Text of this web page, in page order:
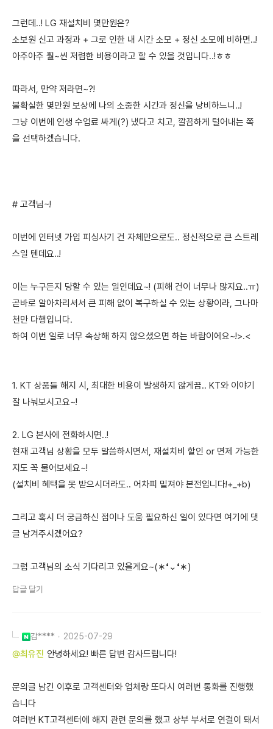
그런데..! LG 재설치비 몇만원은?
소보원 신고 과정과 + 그로 인한 내 시간 소모 + 정신 소모에 비하면..!
아주아주 훨~씬 저렴한 비용이라고 할 수 있을 것입니다..!ㅎㅎ
따라서, 만약 저라면~?!
불확실한 몇만원 보상에 나의 소중한 시간과 정신을 낭비하느니..!
그냥 이번에 인생 수업료 싸게(?) 냈다고 치고, 깔끔하게 털어내는 쪽
을 선택하겠습니다.
# 고객님~!
이번에 인터넷 가입 피싱사기 건 자체만으로도.. 정신적으로 큰 스트레
스일 텐데요..!
이는 누구든지 당할 수 있는 일인데요~! (피해 건이 너무나 많지요..ㅠ)
곧바로 알아차리셔서 큰 피해 없이 복구하실 수 있는 상황이라, 그나마
천만 다행입니다.
하여 이번 일로 너무 속상해 하지 않으셨으면 하는 바람이에요~!>.<
1. KT 상품들 해지 시, 최대한 비용이 발생하지 않게끔.. KT와 이야기
잘 나눠보시고요~!
2. LG 본사에 전화하시면..!
현재 고객님 상황을 모두 말씀하시면서, 재설치비 할인 or 면제 가능한
지도 꼭 물어보세요~!
(설치비 혜택을 못 받으시더라도.. 어차피 밑져야 본전입니다!+_+b)
그리고 혹시 더 궁금하신 점이나 도움 필요하신 일이 있다면 여기에 댓
글 남겨주시겠어요?
그럼 고객님의 소식 기다리고 있을게요~(∗❛⌄❛∗)
답글 달기
감**** 2025-07-29
@최유진 안녕하세요! 빠른 답변 감사드립니다!
문의글 남긴 이후로 고객센터와 업체랑 또다시 여러번 통화를 진행했
습니다
여러번 KT고객센터에 해지 관련 문의를 했고 상부 부서로 연결이 돼서